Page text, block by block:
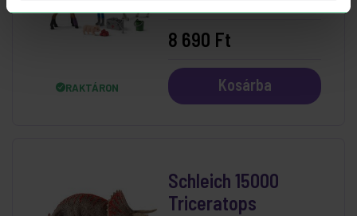
RAKTÁRON
Kancánál és
Csikójánál
8 690 Ft
Kosárba
Schleich 15000
Triceratops